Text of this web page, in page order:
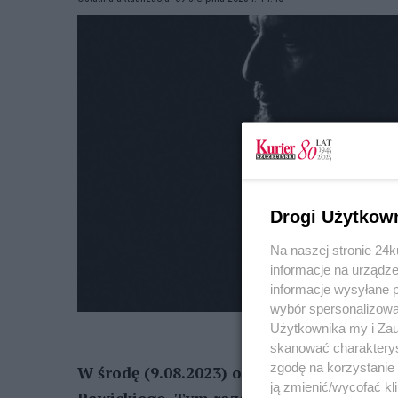
W środę (9.08.2023) o godz. 19:00 w
Drogi
Na naszej stronie
informacje na
informacje wysyłane
wybór
Użytkownika my i
skanować
zgodę na
ją zmienić/wycofać